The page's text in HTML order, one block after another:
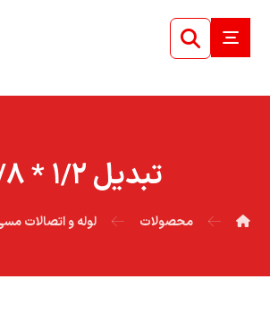
تبديل ۱/۲ * ۵/۸
محصولات لوله و اتصالات